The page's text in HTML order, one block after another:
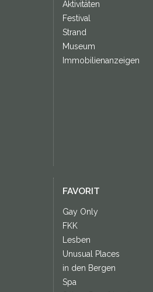
Aktivitäten
Festival
Strand
Museum
Immobilienanzeigen
FAVORIT
Gay Only
FKK
Lesben
Unusual Places
in den Bergen
Spa